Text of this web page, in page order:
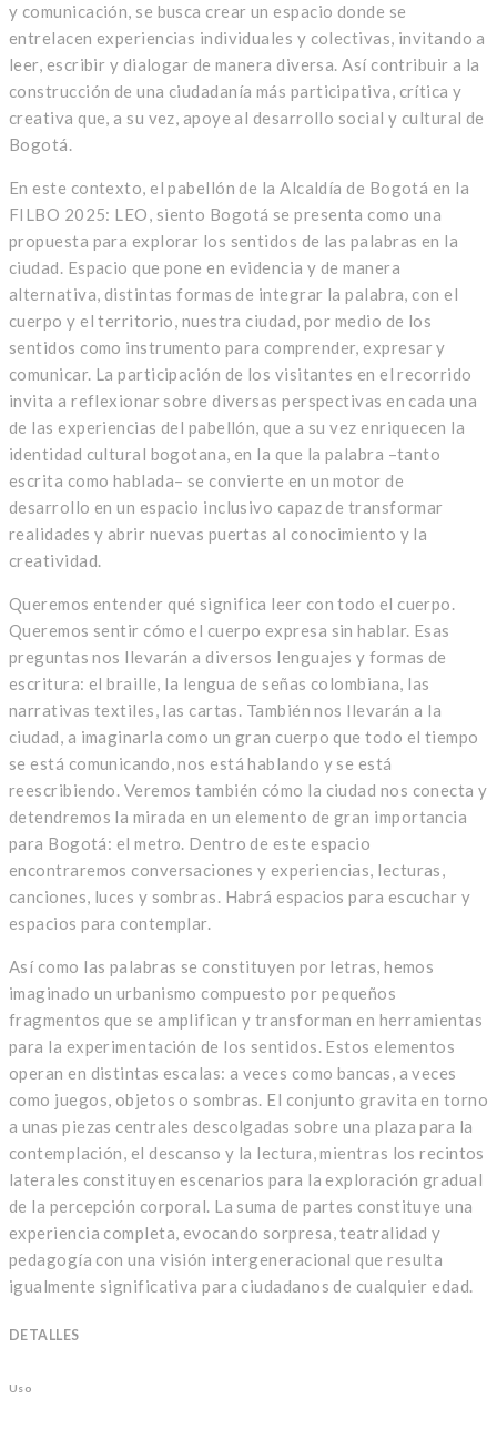
y comunicación, se busca crear un espacio donde se
entrelacen experiencias individuales y colectivas, invitando a
leer, escribir y dialogar de manera diversa. Así contribuir a la
construcción de una ciudadanía más participativa, crítica y
creativa que, a su vez, apoye al desarrollo social y cultural de
Bogotá.
En este contexto, el pabellón de la Alcaldía de Bogotá en la
FILBO 2025: LEO, siento Bogotá se presenta como una
propuesta para explorar los sentidos de las palabras en la
ciudad. Espacio que pone en evidencia y de manera
alternativa, distintas formas de integrar la palabra, con el
cuerpo y el territorio, nuestra ciudad, por medio de los
sentidos como instrumento para comprender, expresar y
comunicar. La participación de los visitantes en el recorrido
invita a reflexionar sobre diversas perspectivas en cada una
de las experiencias del pabellón, que a su vez enriquecen la
identidad cultural bogotana, en la que la palabra –tanto
escrita como hablada– se convierte en un motor de
desarrollo en un espacio inclusivo capaz de transformar
realidades y abrir nuevas puertas al conocimiento y la
creatividad.
Queremos entender qué significa leer con todo el cuerpo.
Queremos sentir cómo el cuerpo expresa sin hablar. Esas
preguntas nos llevarán a diversos lenguajes y formas de
escritura: el braille, la lengua de señas colombiana, las
narrativas textiles, las cartas. También nos llevarán a la
ciudad, a imaginarla como un gran cuerpo que todo el tiempo
se está comunicando, nos está hablando y se está
reescribiendo. Veremos también cómo la ciudad nos conecta y
detendremos la mirada en un elemento de gran importancia
para Bogotá: el metro. Dentro de este espacio
encontraremos conversaciones y experiencias, lecturas,
canciones, luces y sombras. Habrá espacios para escuchar y
espacios para contemplar.
Así como las palabras se constituyen por letras, hemos
imaginado un urbanismo compuesto por pequeños
fragmentos que se amplifican y transforman en herramientas
para la experimentación de los sentidos. Estos elementos
operan en distintas escalas: a veces como bancas, a veces
como juegos, objetos o sombras. El conjunto gravita en torno
a unas piezas centrales descolgadas sobre una plaza para la
contemplación, el descanso y la lectura, mientras los recintos
laterales constituyen escenarios para la exploración gradual
de la percepción corporal. La suma de partes constituye una
experiencia completa, evocando sorpresa, teatralidad y
pedagogía con una visión intergeneracional que resulta
igualmente significativa para ciudadanos de cualquier edad.
DETALLES
Uso